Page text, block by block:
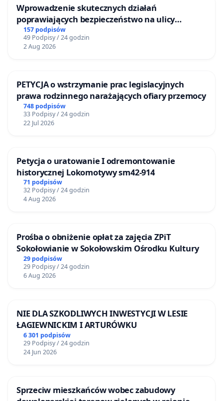
Wprowadzenie skutecznych działań
poprawiających bezpieczeństwo na ulicy
Żeromskiego w Otwocku
157 podpisów
49 Podpisy / 24 godzin
2 Aug 2026
PETYCJA o wstrzymanie prac legislacyjnych
prawa rodzinnego narażających ofiary przemocy
748 podpisów
33 Podpisy / 24 godzin
22 Jul 2026
Petycja o uratowanie I odremontowanie
historycznej Lokomotywy sm42-914
71 podpisów
32 Podpisy / 24 godzin
4 Aug 2026
Prośba o obniżenie opłat za zajęcia ZPiT
Sokołowianie w Sokołowskim Ośrodku Kultury
29 podpisów
29 Podpisy / 24 godzin
6 Aug 2026
NIE DLA SZKODLIWYCH INWESTYCJI W LESIE
ŁAGIEWNICKIM I ARTURÓWKU
6 301 podpisów
29 Podpisy / 24 godzin
24 Jun 2026
Sprzeciw mieszkańców wobec zabudowy